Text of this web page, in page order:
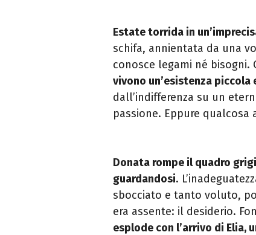
Estate torrida in
schifa, annientata da una
conosce legami né bisogni.
vivono un’esistenza
dall’indifferenza su un
passione. Eppure qualcosa
Donata rompe il quadro
guardandosi.
sbocciato e tanto voluto,
era assente: il desiderio.
esplode con l’arrivo di Elia,